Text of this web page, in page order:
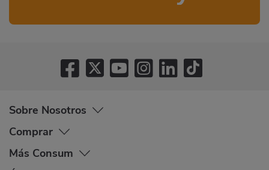
Sobre Nosotros
Comprar
Más Consum